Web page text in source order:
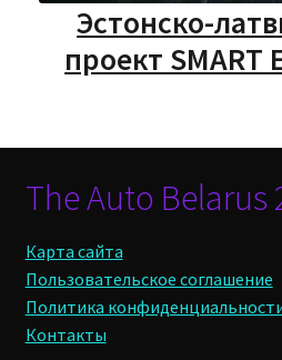
Эстонско-
проект SMART
The Auto Belarus
Карта сайта
Пользовательское соглашение
Политика
Контакты